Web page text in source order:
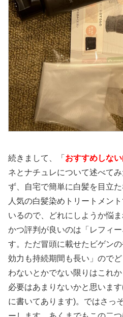
続きまして、「 おすすめしな
ネとナチュレについて述べて
ず、自宅で簡単に白髪を目立
人気の白髪染めトリートメン
いるので、どれにしようか悩
かつ評判が良いのは「レフィ
す。ただ冒頭に載せたビゲン
効力も持続期間も長い」ので
わないとかでない限りはこれ
必要はあまりないかと思いま
に書いてあります)。ではさっ